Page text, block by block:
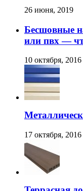
26 июня, 2019
Бесшовные
или пвх —
10 октября, 2016
17 октября, 2016